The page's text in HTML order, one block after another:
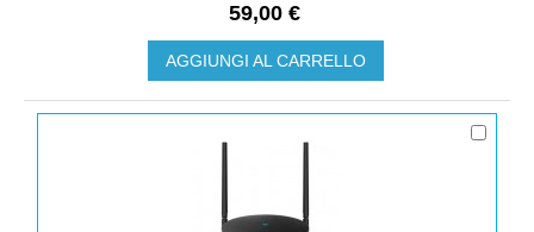
59,00 €
AGGIUNGI AL CARRELLO